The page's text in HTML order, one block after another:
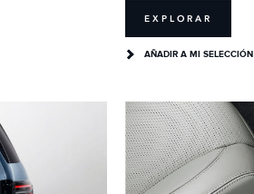
EXPLORAR
AÑADIR A MI SELECCIÓN